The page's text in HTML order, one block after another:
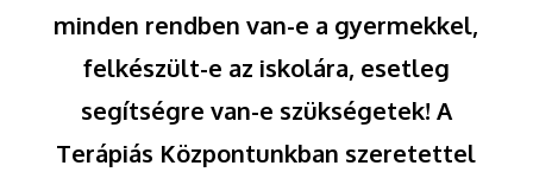
minden rendben van-e a gyermekkel,
felkészült-e az iskolára, esetleg
segítségre van-e szükségetek! A
Terápiás Központunkban szeretettel